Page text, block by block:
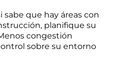
sabe que hay áreas con
planifique su
congestión
sobre su entorno